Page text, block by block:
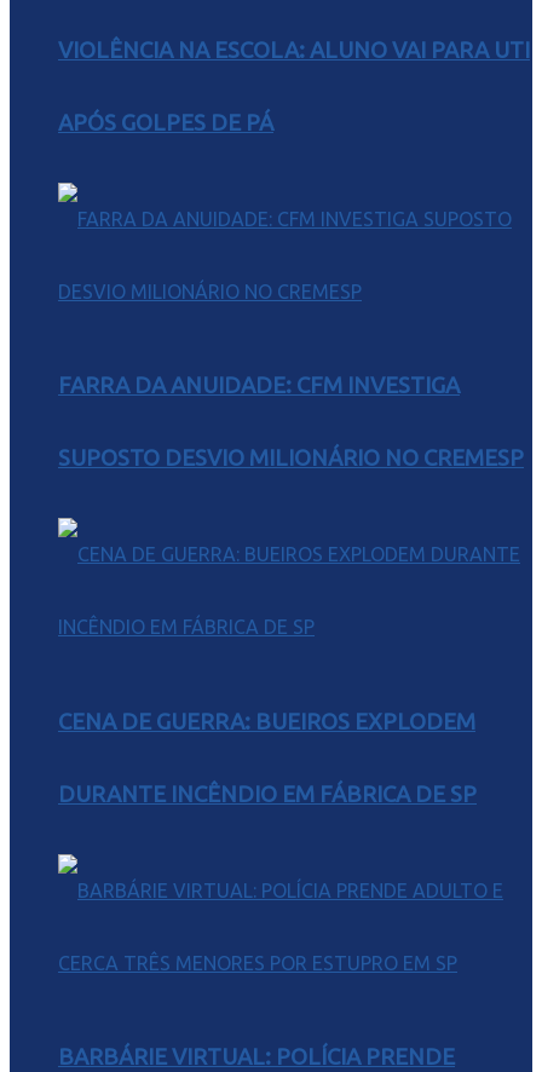
VIOLÊNCIA NA ESCOLA: ALUNO VAI PARA UTI
APÓS GOLPES DE PÁ
FARRA DA ANUIDADE: CFM INVESTIGA
SUPOSTO DESVIO MILIONÁRIO NO CREMESP
CENA DE GUERRA: BUEIROS EXPLODEM
DURANTE INCÊNDIO EM FÁBRICA DE SP
BARBÁRIE VIRTUAL: POLÍCIA PRENDE